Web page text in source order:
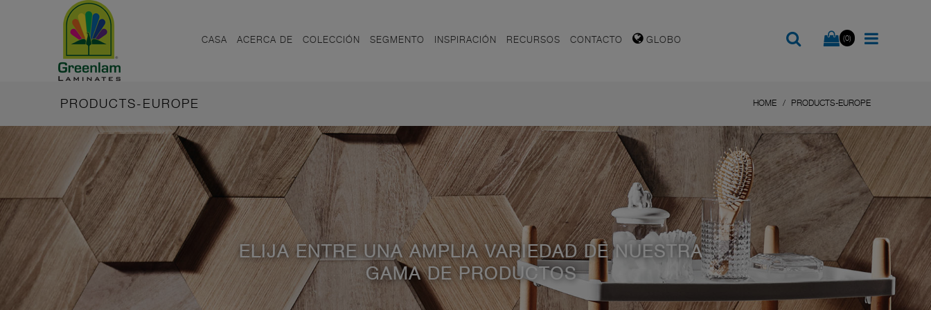
CASA ACERCA DE COLECCIÓN SEGMENTO INSPIRACIÓN RECURSOS CONTACTO GLOBO (0)
PRODUCTS-EUROPE HOME PRODUCTS-EUROPE
ELIJA ENTRE UNA AMPLIA VARIEDAD DE NUESTRA
GAMA DE PRODUCTOS